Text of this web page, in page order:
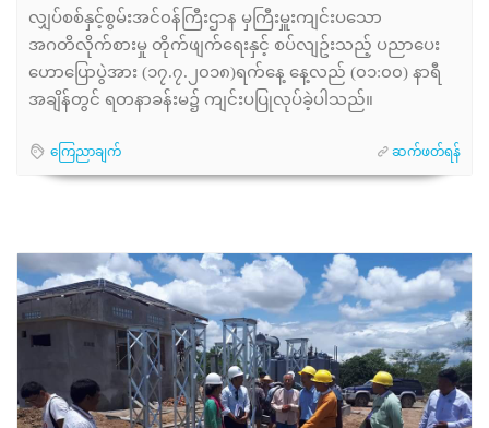
လျှပ်စစ်နှင့်စွမ်းအင်၀န်ကြီးဌာန မှကြီးမှူးကျင်းပသော
အဂတိလိုက်စားမှု တိုက်ဖျက်ရေးနှင့် စပ်လျဥ်းသည့် ပညာပေး
ဟောပြောပွဲအား (၁၇.၇.၂၀၁၈)ရက်နေ့ နေ့လည် (၀၁:၀၀) နာရီ
အချိန်တွင် ရတနာခန်းမ၌ ကျင်းပပြုလုပ်ခဲ့ပါသည်။
ကြေညာချက် ဆက်ဖတ်ရန်